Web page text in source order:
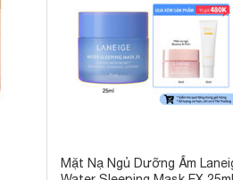
Mặt Nạ Ngủ Dưỡng Ẩm